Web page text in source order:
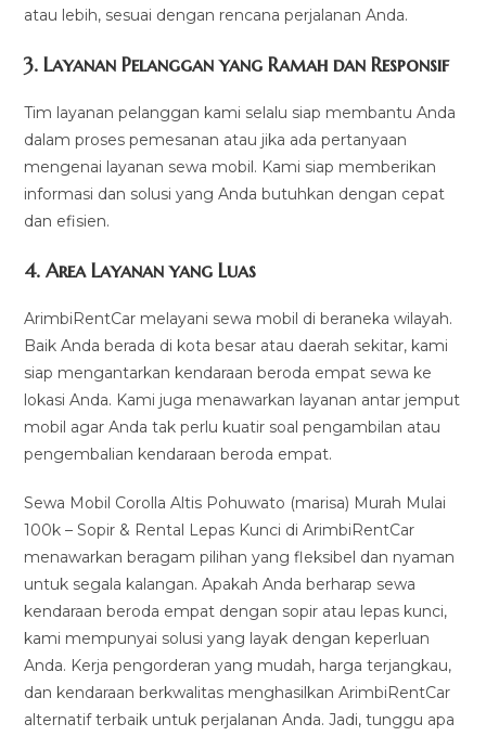
atau lebih, sesuai dengan rencana perjalanan Anda.
3.Layanan Pelanggan yang Ramah dan Responsif
Tim layanan pelanggan kami selalu siap membantu Anda
dalam proses pemesanan atau jika ada pertanyaan
mengenai layanan sewa mobil. Kami siap memberikan
informasi dan solusi yang Anda butuhkan dengan cepat
dan efisien.
4.Area Layanan yang Luas
ArimbiRentCar melayani sewa mobil di beraneka wilayah.
Baik Anda berada di kota besar atau daerah sekitar, kami
siap mengantarkan kendaraan beroda empat sewa ke
lokasi Anda. Kami juga menawarkan layanan antar jemput
mobil agar Anda tak perlu kuatir soal pengambilan atau
pengembalian kendaraan beroda empat.
Sewa Mobil Corolla Altis Pohuwato (marisa) Murah Mulai
100k – Sopir & Rental Lepas Kunci di ArimbiRentCar
menawarkan beragam pilihan yang fleksibel dan nyaman
untuk segala kalangan. Apakah Anda berharap sewa
kendaraan beroda empat dengan sopir atau lepas kunci,
kami mempunyai solusi yang layak dengan keperluan
Anda. Kerja pengorderan yang mudah, harga terjangkau,
dan kendaraan berkwalitas menghasilkan ArimbiRentCar
alternatif terbaik untuk perjalanan Anda. Jadi, tunggu apa